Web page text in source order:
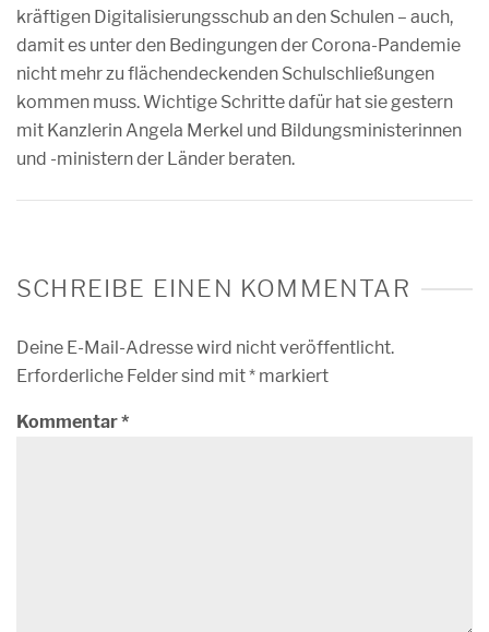
kräftigen Digitalisierungsschub an den Schulen – auch,
damit es unter den Bedingungen der Corona-Pandemie
nicht mehr zu flächendeckenden Schulschließungen
kommen muss. Wichtige Schritte dafür hat sie gestern
mit Kanzlerin Angela Merkel und Bildungsministerinnen
und -ministern der Länder beraten.
SCHREIBE EINEN KOMMENTAR
Deine E-Mail-Adresse wird nicht veröffentlicht.
Erforderliche Felder sind mit* markiert
Kommentar*